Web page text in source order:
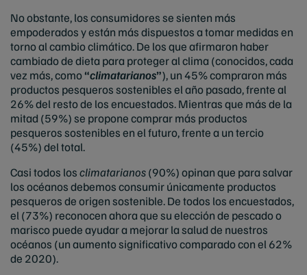
No obstante, los consumidores se sienten más
empoderados y están más dispuestos a tomar medidas en
torno al cambio climático. De los que afirmaron haber
cambiado de dieta para proteger al clima (conocidos, cada
vez más, como“climatarianos”), un 45% compraron más
productos pesqueros sostenibles el año pasado, frente al
26% del resto de los encuestados. Mientras que más de la
mitad (59%) se propone comprar más productos
pesqueros sostenibles en el futuro, frente a un tercio
(45%) del total.
Casi todos losclimatarianos(90%) opinan que para salvar
los océanos debemos consumir únicamente productos
pesqueros de origen sostenible. De todos los encuestados,
el (73%) reconocen ahora que su elección de pescado o
marisco puede ayudar a mejorar la salud de nuestros
océanos (un aumento significativo comparado con el 62%
de 2020).